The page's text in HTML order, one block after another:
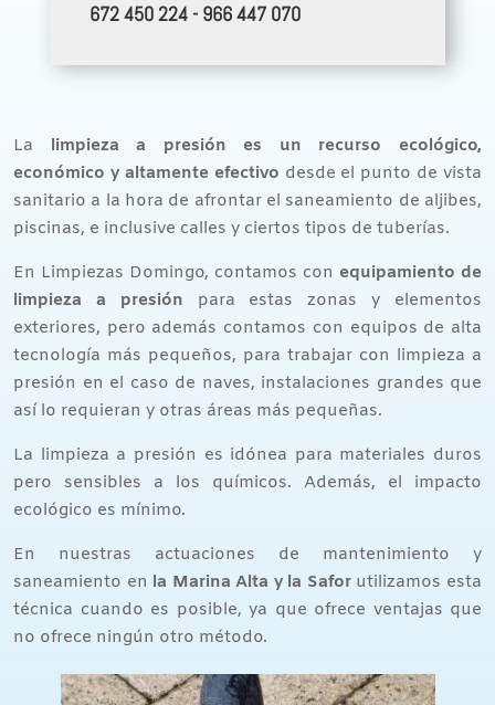
672 450 224 - 966 447 070
La limpieza a presión es un recurso ecológico,
económico y altamente efectivo desde el punto de vista
sanitario a la hora de afrontar el saneamiento de aljibes,
piscinas, e inclusive calles y ciertos tipos de tuberías.
En Limpiezas Domingo, contamos con equipamiento de
limpieza a presión para estas zonas y elementos
exteriores, pero además contamos con equipos de alta
tecnología más pequeños, para trabajar con limpieza a
presión en el caso de naves, instalaciones grandes que
así lo requieran y otras áreas más pequeñas.
La limpieza a presión es idónea para materiales duros
pero sensibles a los químicos. Además, el impacto
ecológico es mínimo.
En nuestras actuaciones de mantenimiento y
saneamiento en la Marina Alta y la Saforutilizamos esta
técnica cuando es posible, ya que ofrece ventajas que
no ofrece ningún otro método.